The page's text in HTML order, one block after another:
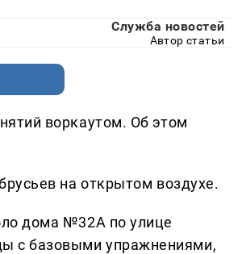
Служба новостей
Автор статьи
воркаутом. Об этом
на открытом воздухе.
дома №32А по улице
с базовыми упражнениями,